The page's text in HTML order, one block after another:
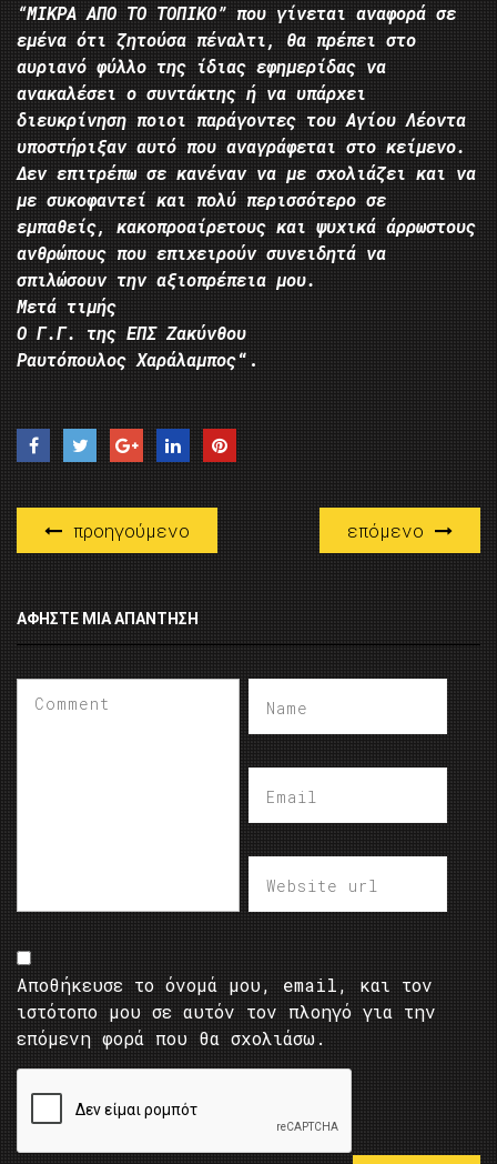
“ΜΙΚΡΑ ΑΠΟ ΤΟ ΤΟΠΙΚΟ” που γίνεται αναφορά σε
εμένα ότι ζητούσα πέναλτι, θα πρέπει στο
αυριανό φύλλο της ίδιας εφημερίδας να
ανακαλέσει ο συντάκτης ή να υπάρχει
διευκρίνηση ποιοι παράγοντες του Αγίου Λέοντα
υποστήριξαν αυτό που αναγράφεται στο κείμενο.
Δεν επιτρέπω σε κανέναν να με σχολιάζει και να
με συκοφαντεί και πολύ περισσότερο σε
εμπαθείς, κακοπροαίρετους και ψυχικά άρρωστους
ανθρώπους που επιχειρούν συνειδητά να
σπιλώσουν την αξιοπρέπεια μου.
Μετά τιμής
Ο Γ.Γ. της ΕΠΣ Ζακύνθου
Ραυτόπουλος Χαράλαμπος“.
προηγούμενο επόμενο
ΑΦΉΣΤΕ ΜΙΑ ΑΠΆΝΤΗΣΗ
Αποθήκευσε το όνομά μου, email, και τον
ιστότοπο μου σε αυτόν τον πλοηγό για την
επόμενη φορά που θα σχολιάσω.